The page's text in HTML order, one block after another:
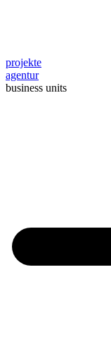
projekte
agentur
business units